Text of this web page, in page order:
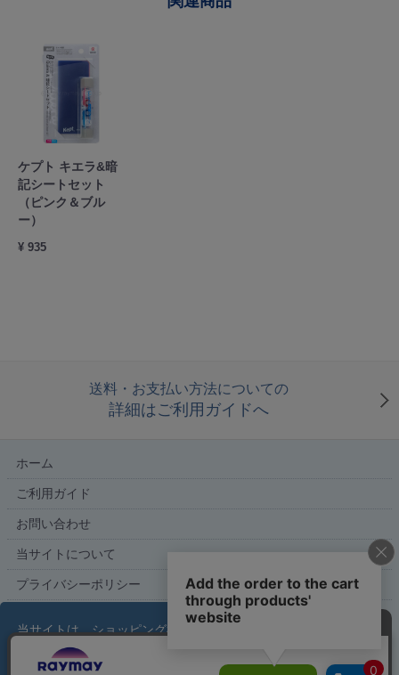
当サイトは、ショッピング機能および利便性の向上を
目的にクッキーを使用しています。サイトの利用を続
ケプト キエラ&暗
記シートセット
（ピンク＆ブル
ー）
¥ 935
送料・お支払い方法についての
詳細はご利用ガイドへ
ホーム
ご利用ガイド
お問い合わせ
当サイトについて
プライバシーポリシー